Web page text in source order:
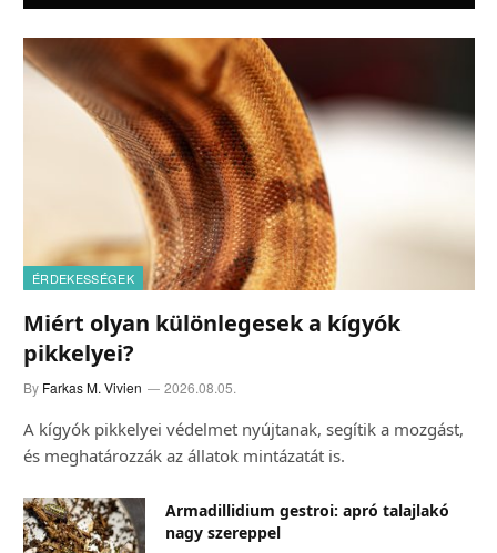
ÉRDEKESSÉGEK
Miért olyan különlegesek a kígyók
pikkelyei?
By Farkas M. Vivien 2026.08.05.
A kígyók pikkelyei védelmet nyújtanak, segítik a mozgást,
és meghatározzák az állatok mintázatát is.
Armadillidium gestroi: apró talajlakó
nagy szereppel